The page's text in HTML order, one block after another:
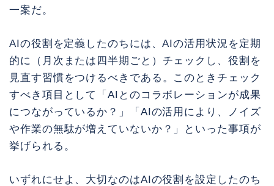
一案だ。
AIの役割を定義したのちには、AIの活用状況を定期
的に（月次または四半期ごと）チェックし、役割を
見直す習慣をつけるべきである。このときチェック
すべき項目として「AIとのコラボレーションが成果
につながっているか？」「AIの活用により、ノイズ
や作業の無駄が増えていないか？」といった事項が
挙げられる。
いずれにせよ、大切なのはAIの役割を設定したのち